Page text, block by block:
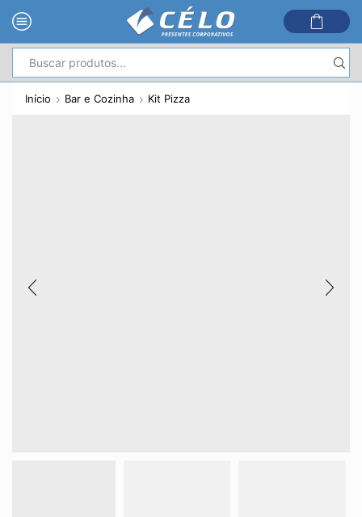
de
pesquisa
Início Bar e Cozinha Kit Pizza